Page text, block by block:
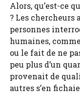
Alors, qu’est-ce
? Les chercheurs
personnes
humaines,
ou le fait de ne
peu plus d’un
provenait de
autres s’en